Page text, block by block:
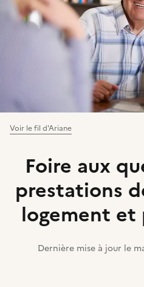
Foire aux
prestations
logement
Dernière mise à jour le
Voir le fil d'Ariane